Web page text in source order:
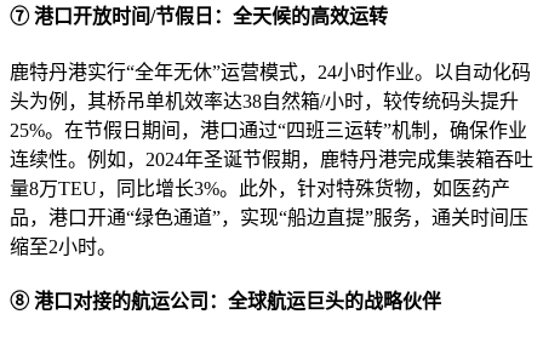
⑦ 港口开放时间/节假日：全天候的高效运转
鹿特丹港实行“全年无休”运营模式，24小时作业。以自动化码
头为例，其桥吊单机效率达38自然箱/小时，较传统码头提升
25%。在节假日期间，港口通过“四班三运转”机制，确保作业
连续性。例如，2024年圣诞节假期，鹿特丹港完成集装箱吞吐
量8万TEU，同比增长3%。此外，针对特殊货物，如医药产
品，港口开通“绿色通道”，实现“船边直提”服务，通关时间压
缩至2小时。
⑧ 港口对接的航运公司：全球航运巨头的战略伙伴